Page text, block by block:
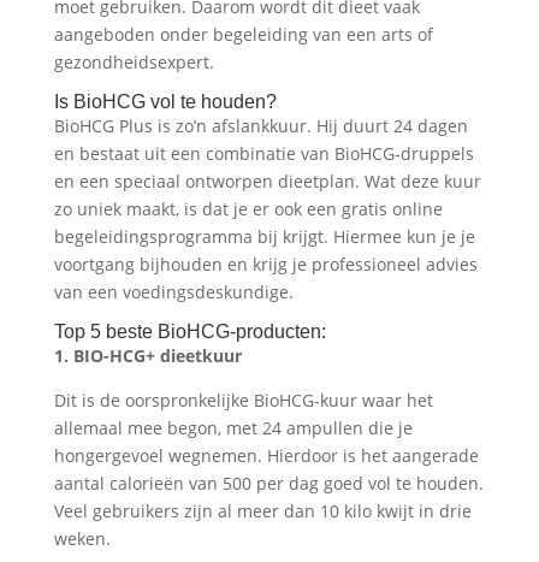
moet gebruiken. Daarom wordt dit dieet vaak
aangeboden onder begeleiding van een arts of
gezondheidsexpert.
Is BioHCG vol te houden?
BioHCG Plus is zo’n afslankkuur. Hij duurt 24 dagen
en bestaat uit een combinatie van BioHCG-druppels
en een speciaal ontworpen dieetplan. Wat deze kuur
zo uniek maakt, is dat je er ook een gratis online
begeleidingsprogramma bij krijgt. Hiermee kun je je
voortgang bijhouden en krijg je professioneel advies
van een voedingsdeskundige.
Top 5 beste BioHCG-producten:
1. BIO-HCG+ dieetkuur
Dit is de oorspronkelijke BioHCG-kuur waar het
allemaal mee begon, met 24 ampullen die je
hongergevoel wegnemen. Hierdoor is het aangerade
aantal calorieën van 500 per dag goed vol te houden.
Veel gebruikers zijn al meer dan 10 kilo kwijt in drie
weken.